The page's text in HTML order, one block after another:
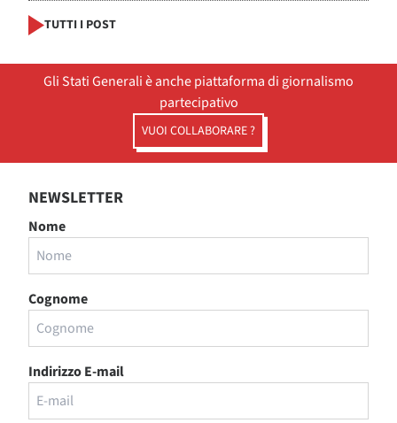
TUTTI I POST
Gli Stati Generali è anche piattaforma di giornalismo
partecipativo
VUOI COLLABORARE ?
NEWSLETTER
Nome
Cognome
Indirizzo E-mail